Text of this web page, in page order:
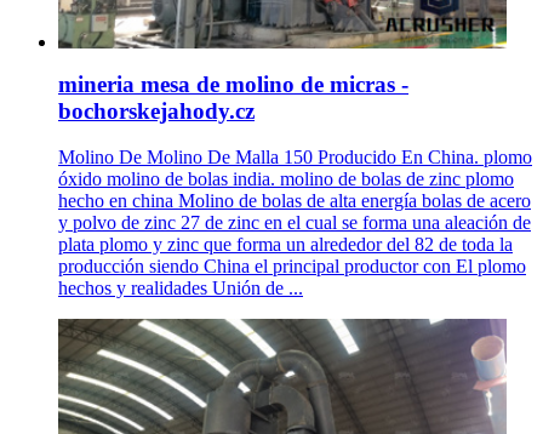
mineria mesa de molino de micras -
bochorskejahody.cz
Molino De Molino De Malla 150 Producido En China. plomo
óxido molino de bolas india. molino de bolas de zinc plomo
hecho en china Molino de bolas de alta energía bolas de acero
y polvo de zinc 27 de zinc en el cual se forma una aleación de
plata plomo y zinc que forma un alrededor del 82 de toda la
producción siendo China el principal productor con El plomo
hechos y realidades Unión de ...